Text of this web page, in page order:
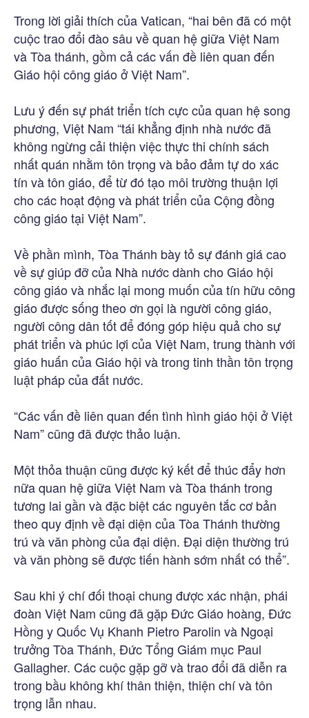
Trong lời giải thích của Vatican, “hai bên đã có một
cuộc trao đổi đào sâu về quan hệ giữa Việt Nam
và Tòa thánh, gồm cả các vấn đề liên quan đến
Giáo hội công giáo ở Việt Nam”.
Lưu ý đến sự phát triển tích cực của quan hệ song
phương, Việt Nam “tái khẳng định nhà nước đã
không ngừng cải thiện việc thực thi chính sách
nhất quán nhằm tôn trọng và bảo đảm tự do xác
tín và tôn giáo, để từ đó tạo môi trường thuận lợi
cho các hoạt động và phát triển của Cộng đồng
công giáo tại Việt Nam”.
Về phần mình, Tòa Thánh bày tỏ sự đánh giá cao
về sự giúp đỡ của Nhà nước dành cho Giáo hội
công giáo và nhắc lại mong muốn của tín hữu công
giáo được sống theo ơn gọi là người công giáo,
người công dân tốt để đóng góp hiệu quả cho sự
phát triển và phúc lợi của Việt Nam, trung thành với
giáo huấn của Giáo hội và trong tinh thần tôn trọng
luật pháp của đất nước.
“Các vấn đề liên quan đến tình hình giáo hội ở Việt
Nam” cũng đã được thảo luận.
Một thỏa thuận cũng được ký kết để thúc đẩy hơn
nữa quan hệ giữa Việt Nam và Tòa thánh trong
tương lai gần và đặc biệt các nguyên tắc cơ bản
theo quy định về đại diện của Tòa Thánh thường
trú và văn phòng của đại diện. Đại diện thường trú
và văn phòng sẽ được tiến hành sớm nhất có thể”.
Sau khi ý chí đối thoại chung được xác nhận, phái
đoàn Việt Nam cũng đã gặp Đức Giáo hoàng, Đức
Hồng y Quốc Vụ Khanh Pietro Parolin và Ngoại
trưởng Tòa Thánh, Đức Tổng Giám mục Paul
Gallagher. Các cuộc gặp gỡ và trao đổi đã diễn ra
trong bầu không khí thân thiện, thiện chí và tôn
trọng lẫn nhau.